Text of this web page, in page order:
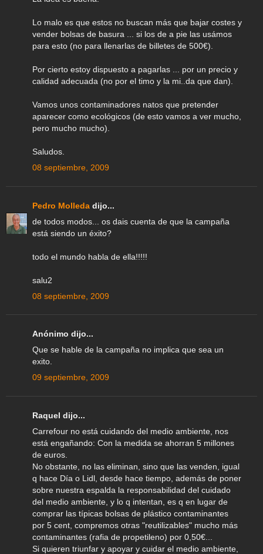
Lo malo es que estos no buscan más que bajar costes y
vender bolsas de basura ... si los de a pie las usámos
para esto (no para llenarlas de billetes de 500€).
Por cierto estoy dispuesto a pagarlas ... por un precio y
calidad adecuada (no por el timo y la mi..da que dan).
Vamos unos contaminadores natos que pretender
aparecer como ecológicos (de esto vamos a ver mucho,
pero mucho mucho).
Saludos.
08 septiembre, 2009
Pedro Molleda dijo...
de todos modos... os dais cuenta de que la campaña
está siendo un éxito?
todo el mundo habla de ella!!!!!
salu2
08 septiembre, 2009
Anónimo dijo...
Que se hable de la campaña no implica que sea un
exito.
09 septiembre, 2009
Raquel dijo...
Carrefour no está cuidando del medio ambiente, nos
está engañando: Con la medida se ahorran 5 millones
de euros.
No obstante, no las eliminan, sino que las venden, igual
q hace Día o Lidl, desde hace tiempo, además de poner
sobre nuestra espalda la responsabilidad del cuidado
del medio ambiente, y lo q intentan, es q en lugar de
comprar las típicas bolsas de plástico contaminantes
por 5 cent, compremos otras "reutilizables" mucho más
contaminantes (rafia de propetileno) por 0,50€...
Si quieren triunfar y apoyar y cuidar el medio ambiente,